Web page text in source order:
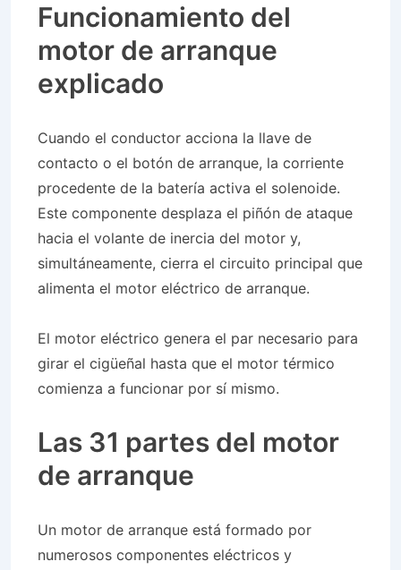
Funcionamiento del
motor de arranque
explicado
Cuando el conductor acciona la llave de
contacto o el botón de arranque, la corriente
procedente de la batería activa el solenoide.
Este componente desplaza el piñón de ataque
hacia el volante de inercia del motor y,
simultáneamente, cierra el circuito principal que
alimenta el motor eléctrico de arranque.
El motor eléctrico genera el par necesario para
girar el cigüeñal hasta que el motor térmico
comienza a funcionar por sí mismo.
Las 31 partes del motor
de arranque
Un motor de arranque está formado por
numerosos componentes eléctricos y